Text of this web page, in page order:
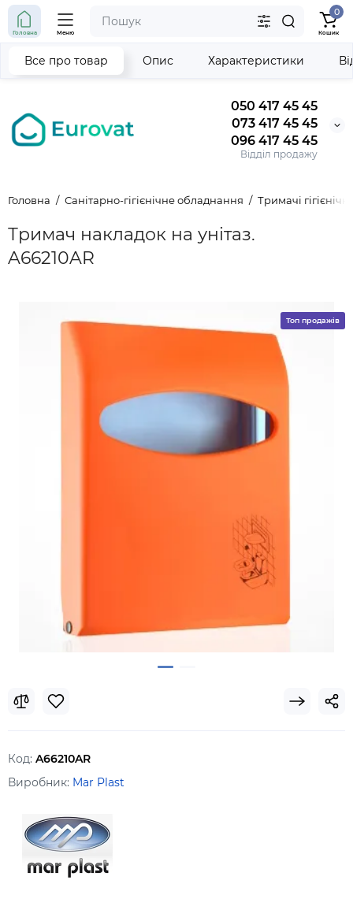
050 417 45 45
073 417 45 45
096 417 45 45
Відділ продажу
Головна Меню
0
Кошик
Головна Санітарно-гігієнічне обладнання Тримачі
Тримач накладок на унітаз.
A66210AR
Все про товар Опис Характеристики
Топ продажів
Код: A66210AR
Виробник: Mar Plast